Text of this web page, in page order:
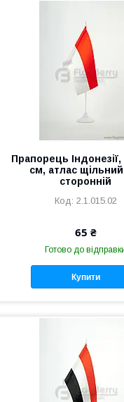
Прапорець Індонезії,
см, атлас
сторонній
2.1.015.02
65 ₴
Готово до
Купити